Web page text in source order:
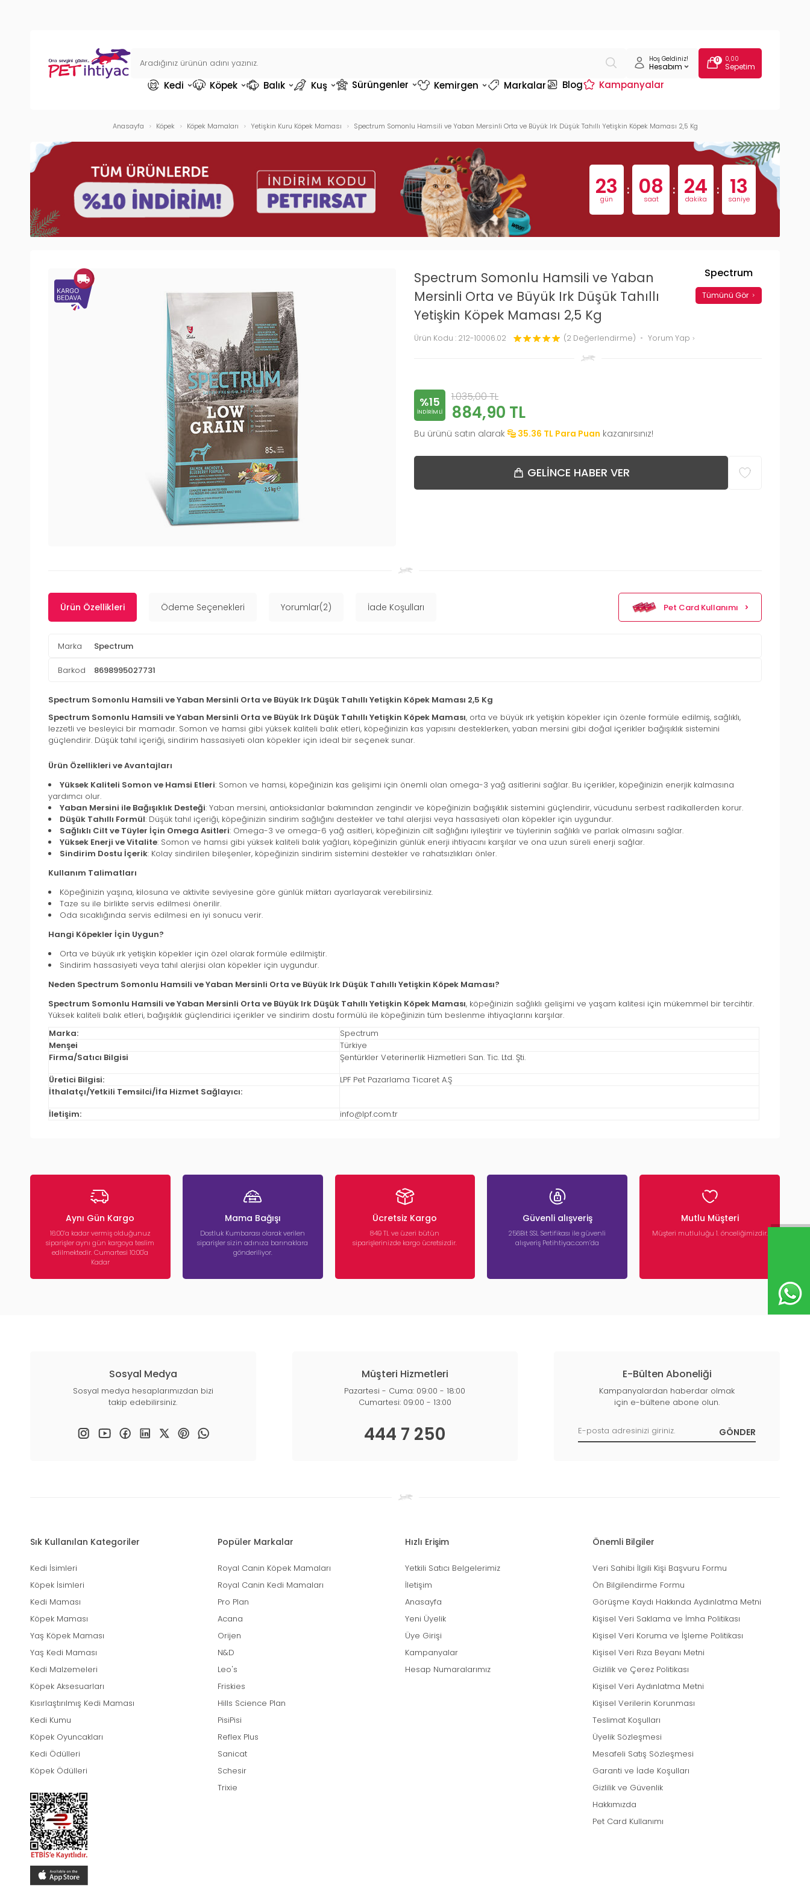
Hoş Geldiniz!
Hesabım
0 0,00
Sepetim
Kedi Köpek Balık Kuş Sürüngenler Kemirgen Markalar Blog Kampanyalar
Anasayfa Köpek Köpek Mamaları Yetişkin Kuru Köpek Maması Spectrum Somonlu Hamsili ve Yaban Mersinli Orta ve Büyük Irk Düşük Tahıllı Yetişkin Köpek Maması 2,5 Kg
23
gün
: 08
saat
: 24
dakika
: 12
saniye
Spectrum Somonlu Hamsili ve Yaban
Mersinli Orta ve Büyük Irk Düşük Tahıllı
Yetişkin Köpek Maması 2,5 Kg
Ürün Kodu : 212-10006.02 (2 Değerlendirme) Yorum Yap
Spectrum
Tümünü Gör
%15
INDIRIMLI
1.035,00TL
884,90 TL
Bu ürünü satın alarak 35.36 TL Para Puan kazanırsınız!
GELINCE HABER VER
Ürün Özellikleri Ödeme Seçenekleri Yorumlar(2) İade Koşulları Pet Card Kullanımı
Marka Spectrum
Barkod 8698995027731
Spectrum Somonlu Hamsili ve Yaban Mersinli Orta ve Büyük Irk Düşük Tahıllı Yetişkin Köpek Maması 2,5 Kg
Spectrum Somonlu Hamsili ve Yaban Mersinli Orta ve Büyük Irk Düşük Tahıllı Yetişkin Köpek Maması, orta ve büyük ırk yetişkin köpekler için özenle formüle edilmiş, sağlıklı,
lezzetli ve besleyici bir mamadır. Somon ve hamsi gibi yüksek kaliteli balık etleri, köpeğinizin kas yapısını desteklerken, yaban mersini gibi doğal içerikler bağışıklık sistemini
güçlendirir. Düşük tahıl içeriği, sindirim hassasiyeti olan köpekler için ideal bir seçenek sunar.
Ürün Özellikleri ve Avantajları
Yüksek Kaliteli Somon ve Hamsi Etleri: Somon ve hamsi, köpeğinizin kas gelişimi için önemli olan omega-3 yağ asitlerini sağlar. Bu içerikler, köpeğinizin enerjik kalmasına
yardımcı olur.
Yaban Mersini ile Bağışıklık Desteği: Yaban mersini, antioksidanlar bakımından zengindir ve köpeğinizin bağışıklık sistemini güçlendirir, vücudunu serbest radikallerden korur.
Düşük Tahıllı Formül: Düşük tahıl içeriği, köpeğinizin sindirim sağlığını destekler ve tahıl alerjisi veya hassasiyeti olan köpekler için uygundur.
Sağlıklı Cilt ve Tüyler İçin Omega Asitleri: Omega-3 ve omega-6 yağ asitleri, köpeğinizin cilt sağlığını iyileştirir ve tüylerinin sağlıklı ve parlak olmasını sağlar.
Yüksek Enerji ve Vitalite: Somon ve hamsi gibi yüksek kaliteli balık yağları, köpeğinizin günlük enerji ihtiyacını karşılar ve ona uzun süreli enerji sağlar.
Sindirim Dostu İçerik: Kolay sindirilen bileşenler, köpeğinizin sindirim sistemini destekler ve rahatsızlıkları önler.
Kullanım Talimatları
Köpeğinizin yaşına, kilosuna ve aktivite seviyesine göre günlük miktarı ayarlayarak verebilirsiniz.
Taze su ile birlikte servis edilmesi önerilir.
Oda sıcaklığında servis edilmesi en iyi sonucu verir.
Hangi Köpekler İçin Uygun?
Orta ve büyük ırk yetişkin köpekler için özel olarak formüle edilmiştir.
Sindirim hassasiyeti veya tahıl alerjisi olan köpekler için uygundur.
Neden Spectrum Somonlu Hamsili ve Yaban Mersinli Orta ve Büyük Irk Düşük Tahıllı Yetişkin Köpek Maması?
Spectrum Somonlu Hamsili ve Yaban Mersinli Orta ve Büyük Irk Düşük Tahıllı Yetişkin Köpek Maması, köpeğinizin sağlıklı gelişimi ve yaşam kalitesi için mükemmel bir tercihtir.
Yüksek kaliteli balık etleri, bağışıklık güçlendirici içerikler ve sindirim dostu formülü ile köpeğinizin tüm beslenme ihtiyaçlarını karşılar.
Marka:
Spectrum
Menşei
Türkiye
Firma/Satıcı Bilgisi
Şentürkler Veterinerlik Hizmetleri San. Tic. Ltd. Şti.
Üretici Bilgisi:
LPF Pet Pazarlama Ticaret A.Ş
İthalatçı/Yetkili Temsilci/İfa Hizmet Sağlayıcı:
İletişim:
info@lpf.com.tr
Aynı Gün Kargo
16:00’a kadar vermiş olduğunuz
siparişler aynı gün kargoya teslim
edilmektedir. Cumartesi 10:00'a
Kadar
Mama Bağışı
Dostluk Kumbarası olarak verilen
siparişler sizin adınıza barınaklara
gönderiliyor.
Ücretsiz Kargo
849 TL ve üzeri bütün
siparişlerinizde kargo ücretsizdir.
Güvenli alışveriş
256Bit SSL Sertifikası ile güvenli
alışveriş Petihtiyac.com’da
Mutlu Müşteri
Müşteri mutluluğu 1. önceliğimizdir.
Sosyal Medya
Sosyal medya hesaplarımızdan bizi
takip edebilirsiniz.
Müşteri Hizmetleri
Pazartesi - Cuma: 09:00 - 18:00
Cumartesi: 09:00 - 13:00
444 7 250
E-Bülten Aboneliği
Kampanyalardan haberdar olmak
için e-bültene abone olun.
Sık Kullanılan Kategoriler
Kedi İsimleri
Köpek İsimleri
Kedi Maması
Köpek Maması
Yaş Köpek Maması
Yaş Kedi Maması
Kedi Malzemeleri
Köpek Aksesuarları
Kısırlaştırılmış Kedi Maması
Kedi Kumu
Köpek Oyuncakları
Kedi Ödülleri
Köpek Ödülleri
Popüler Markalar
Royal Canin Köpek Mamaları
Royal Canin Kedi Mamaları
Pro Plan
Acana
Orijen
N&D
Leo's
Friskies
Hills Science Plan
PisiPisi
Reflex Plus
Sanicat
Schesir
Trixie
Hızlı Erişim
Yetkili Satıcı Belgelerimiz
İletişim
Anasayfa
Yeni Üyelik
Üye Girişi
Kampanyalar
Hesap Numaralarımız
Önemli Bilgiler
Veri Sahibi İlgili Kişi Başvuru Formu
Ön Bilgilendirme Formu
Görüşme Kaydı Hakkında Aydınlatma Metni
Kişisel Veri Saklama ve İmha Politikası
Kişisel Veri Koruma ve İşleme Politikası
Kişisel Veri Rıza Beyanı Metni
Gizlilik ve Çerez Politikası
Kişisel Veri Aydınlatma Metni
Kişisel Verilerin Korunması
Teslimat Koşulları
Üyelik Sözleşmesi
Mesafeli Satış Sözleşmesi
Garanti ve İade Koşulları
Gizlilik ve Güvenlik
Hakkımızda
Pet Card Kullanımı